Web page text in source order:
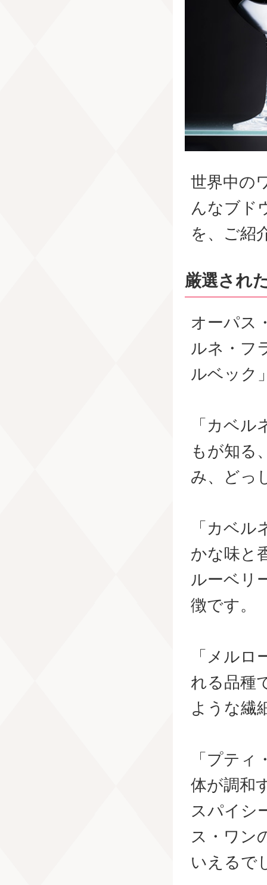
世界中の
んなブド
を、ご紹
厳選され
オーパス
ルネ・フ
ルベック
「カベ
もが知る
み、どっ
「カベ
かな味と
ルーベリ
徴です。
「メル
れる品種
ような繊
「プテ
体が調和
スパイシ
ス・ワン
いえるで